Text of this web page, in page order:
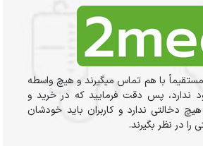
با هم تماس میگیرند و هیچ واسطه
ندارد، پس دقت فرمایید که در خرید و
دخالتی ندارد و کاربران باید خودشان
را در نظر بگیرند.